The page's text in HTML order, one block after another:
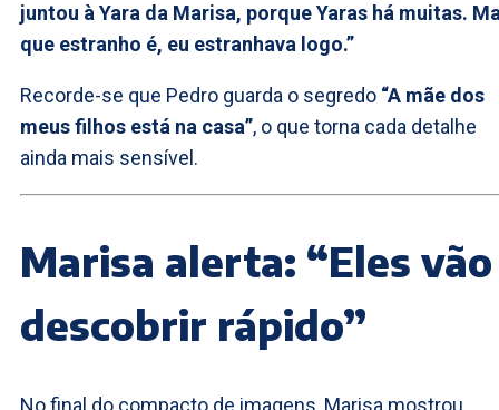
juntou à Yara da Marisa, porque Yaras há muitas.
que estranho é, eu estranhava logo.”
Recorde-se que Pedro guarda o segredo “A mãe dos
meus filhos está na casa”, o que torna cada detalhe
ainda mais sensível.
Marisa alerta: “Eles vão
descobrir rápido”
No final do compacto de imagens, Marisa mostrou